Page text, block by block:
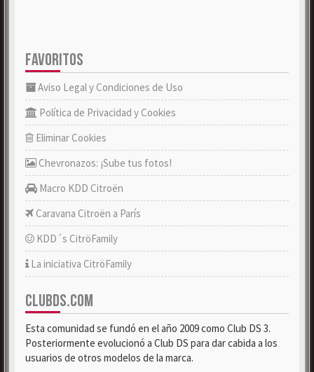
FAVORITOS
Aviso Legal y Condiciones de Uso
Política de Privacidad y Cookies
Eliminar Cookies
Chevronazos: ¡Sube tus fotos!
Macro KDD Citroën
Caravana Citroën a París
KDD´s CitröFamily
La iniciativa CitröFamily
CLUBDS.COM
Esta comunidad se fundó en el año 2009 como Club DS 3.
Posteriormente evolucionó a Club DS para dar cabida a los
usuarios de otros modelos de la marca.